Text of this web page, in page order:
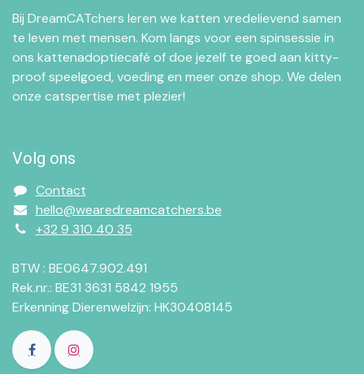
Bij DreamCATchers leren we katten vredelievend samen
te leven met mensen. Kom langs voor een spinsessie in
ons kattenadoptiecafé of doe jezelf te goed aan kitty-
proof speelgoed, voeding en meer onze shop. We delen
onze catspertise met plezier!
Volg ons
Contact
hello@wearedreamcatchers.be
+32 9 310 40 35
BTW : BE0647.902.491
Rek.nr.: BE31 3631 5842 1955
Erkenning Dierenwelzijn: HK30408145